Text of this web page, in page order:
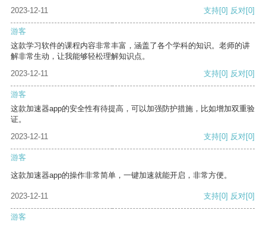
2023-12-11 支持[0] 反对[0]
游客
这款学习软件的课程内容非常丰富，涵盖了各个学科的知识。老师的讲
解非常生动，让我能够轻松理解知识点。
2023-12-11
支持[0] 反对[0]
游客
这款加速器app的安全性有待提高，可以加强防护措施，比如增加双重验
证。
2023-12-11
支持[0] 反对[0]
游客
这款加速器app的操作非常简单，一键加速就能开启，非常方便。
2023-12-11 支持[0] 反对[0]
游客